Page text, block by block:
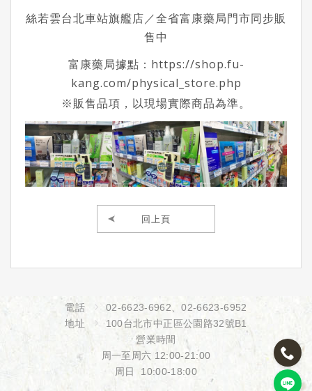
絲若雲台北車站旗艦店／全省富康藥局門市同步販
售中
富康藥局據點： https://shop.fu-
kang.com/physical_store.php
※販售品項，以現場實際商品為準。
回上頁
電話 02-6623-6962 、02-6623-6952
地址
100台北市中正區公園路32號B1
營業時間
周一至周六 12:00-21:00
周日 10:00-18:00